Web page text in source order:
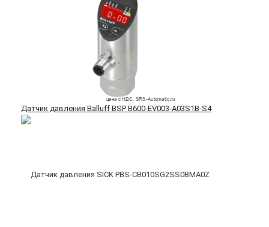
Датчик давления Balluff BSP B600-EV003-A03S1B-S4